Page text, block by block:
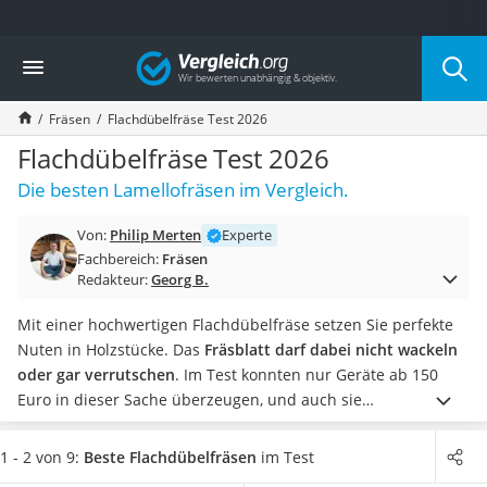
Die beliebtesten Vergleiche nach Kategorie
Baumarkt
Tresor feuerfest
Makita-Akku-Rasenmäher
Kappsäge
Smartes Türschloss
Akku-Rasentrimmer
Split-Klimaanlage 2 Innengeräte
Pelletofen
Tiefbrunnenpumpe
Fliesenschneider
Hochdruckreiniger
Doppelschleifer
Überwachungskamera
Benzinrasenmäher mit Elektrostart
Vergleich
Fräsen Flachdübelfräse Test 2026
Flachdübelfräse Test 2026
Die besten Lamellofräsen im Vergleich.
Von: Philip Merten
Experte
Fachbereich: Fräsen
Redakteur:Georg B.
Mit einer hochwertigen Flachdübelfräse setzen Sie perfekte
Nuten in Holzstücke. Das Fräsblatt darf dabei nicht wackeln
oder gar verrutschen. Im Test konnten nur Geräte ab 150
Euro in dieser Sache überzeugen, und auch sie
unterscheiden sich noch einmal deutlich in Ausstattung und
Komfortaspekten: Die Winkeleinstellung ist unterschiedlich
1 - 2 von 9: Beste Flachdübelfräsen im Test